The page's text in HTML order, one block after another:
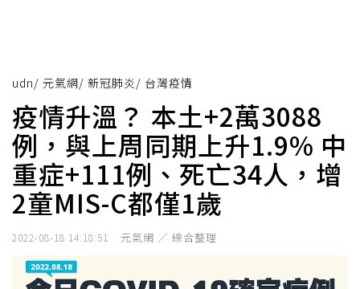
udn/ 元氣網/ 新冠肺炎 / 台灣疫情
疫情升溫？ 本土+2萬3088
例，與上周同期上升1.9% 中
重症+111例、死亡34人，增
2童MIS-C都僅1歲
2022-08-18 14:18:51 元氣網 ／ 綜合整理